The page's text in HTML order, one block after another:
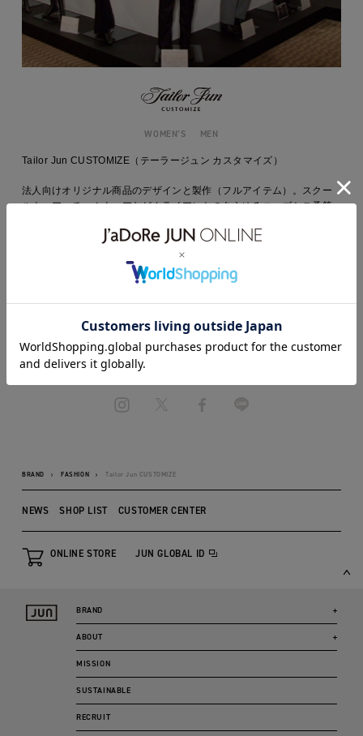
WOMEN’S MEN
Tailor Jun CUSTOMIZE（テーラージュン カスタマイズ）
法人向けオリジナル商品のデザインと製作（フルアイテム）。スクー
ルウエア、チームウエアなどクライアントのあらゆるニーズとご予算
ルドイベントウエアまで幅広く注文製作を行い、多彩なプロセスを備
えたカスタマイズシステムで、お客様の多様なニーズにお応えしま
SHOP LIST RECRUIT
BRAND FASHION Tailor Jun CUSTOMIZE
NEWS SHOP LIST CUSTOMER CENTER
JUN GLOBAL ID
ONLINE STORE
BRAND
ABOUT
MISSION
SUSTAINABLE
RECRUIT